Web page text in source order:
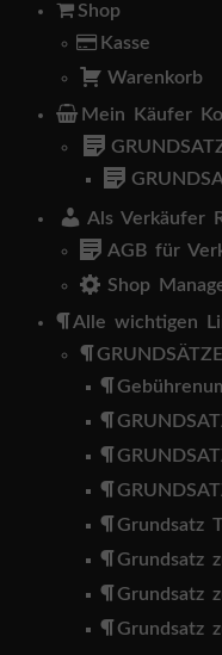
Shop
Kasse
Warenkorb
Mein Käufer
Als Verkäufer
AGB für
Shop
Alle wichtigen
GRUNDSÄTZE
Grundsatz
Grundsatz
Grundsatz
Grundsatz